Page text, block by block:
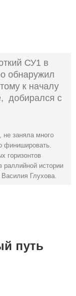
СУ1 в
обнаружил
к началу
добирался с
не заняла много
финишировать.
горизонтов
раллийной истории
Глухова.
путь